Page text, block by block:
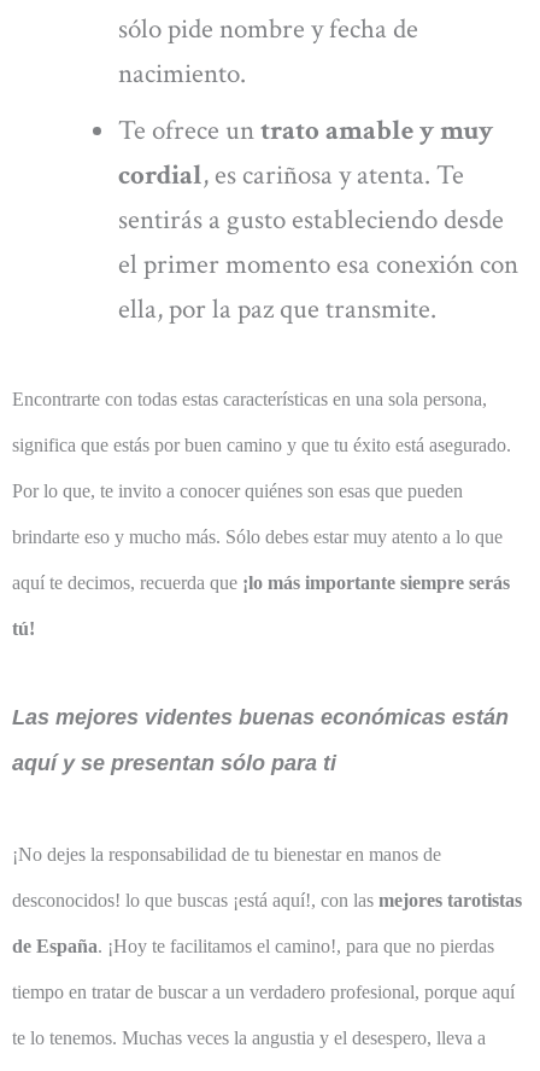
sólo pide nombre y fecha de
nacimiento.
Te ofrece untrato amable y muy
cordial, es cariñosa y atenta. Te
sentirás a gusto estableciendo desde
el primer momento esa conexión con
ella, por la paz que transmite.
Encontrarte con todas estas características en una sola persona,
significa que estás por buen camino y que tu éxito está asegurado.
Por lo que, te invito a conocer quiénes son esas que pueden
brindarte eso y mucho más. Sólo debes estar muy atento a lo que
aquí te decimos, recuerda que ¡lo más importante siempre serás
tú!
Las mejores videntes buenas económicas están
aquí y se presentan sólo para ti
¡No dejes la responsabilidad de tu bienestar en manos de
desconocidos! lo que buscas ¡está aquí!, con las mejores tarotistas
de España. ¡Hoy te facilitamos el camino!, para que no pierdas
tiempo en tratar de buscar a un verdadero profesional, porque aquí
te lo tenemos. Muchas veces la angustia y el desespero, lleva a